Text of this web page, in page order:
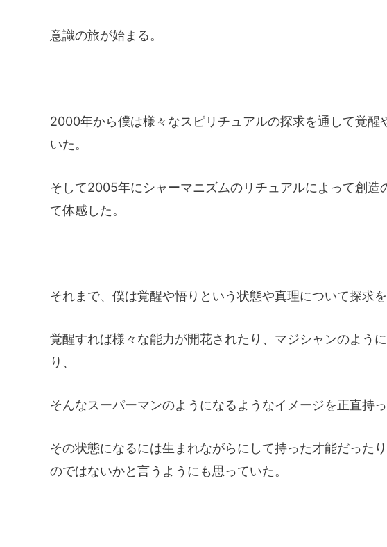
意識の旅が始まる。
2000年から僕は様々なスピリチュアルの探求を通して覚醒
いた。
そして2005年にシャーマニズムのリチュアルによって創造
て体感した。
それまで、僕は覚醒や悟りという状態や真理について探求を
覚醒すれば様々な能力が開花されたり、マジシャンのよう
り、
そんなスーパーマンのようになるようなイメージを正直持っ
その状態になるには生まれながらにして持った才能だった
のではないかと言うようにも思っていた。